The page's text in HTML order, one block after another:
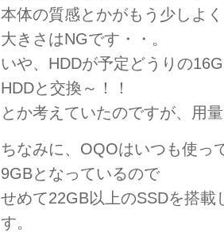
本体の質感とかがもう少しよ
大きさはNGです・・。
いや、HDDが予定どうりの
HDDと交換～！！
とか考えていたのですが、用
ちなみに、OQOはいつも使っ
9GBとなっているので
せめて22GB以上のSSDを搭
す。